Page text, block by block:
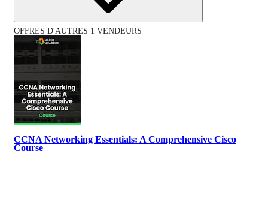
OFFRES D'AUTRES 1 VENDEURS
CCNA Networking Essentials: A Comprehensive Cisco
Course